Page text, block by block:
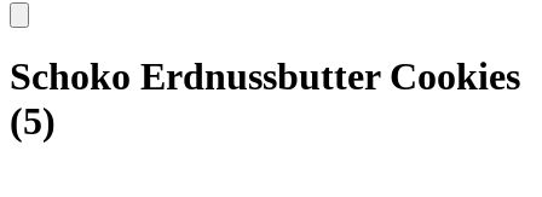
Schoko Erdnussbutter Cookies
(5)